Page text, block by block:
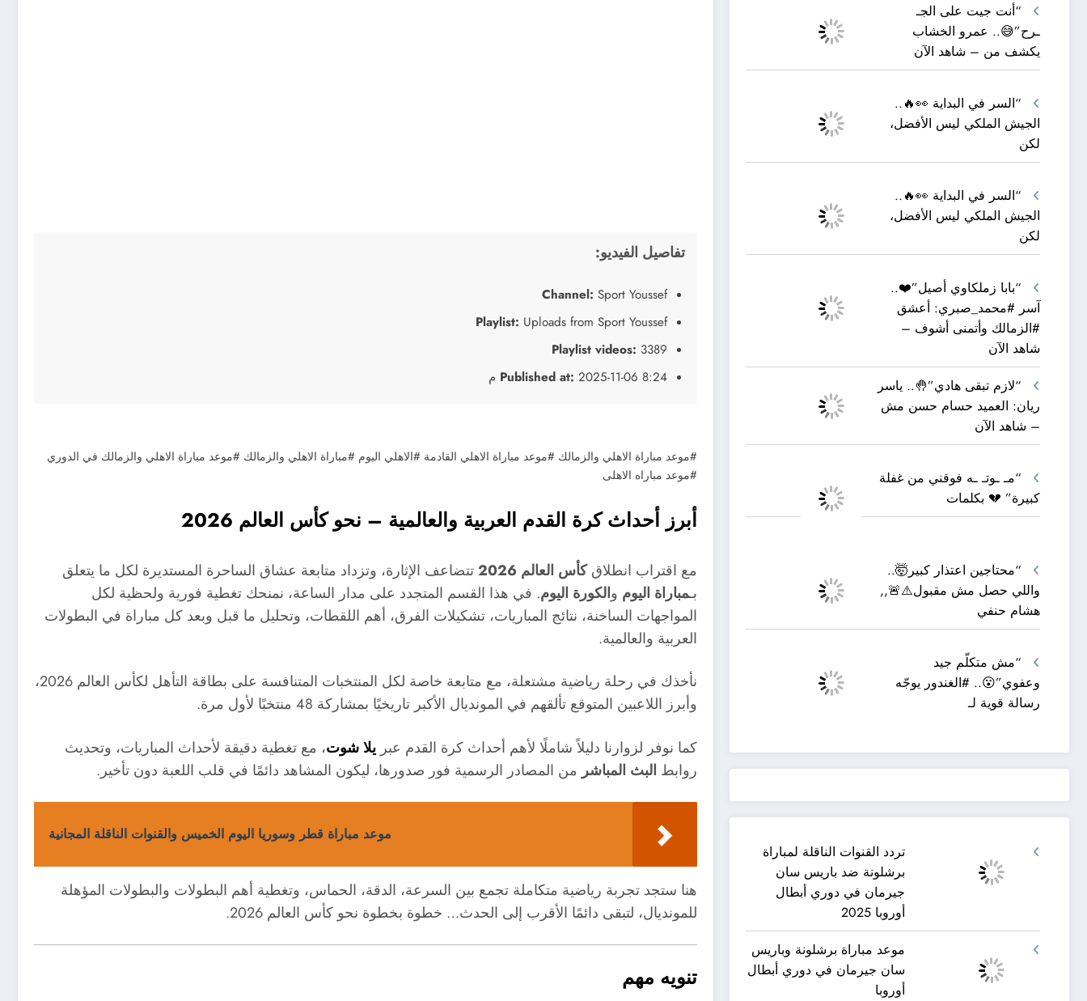
“أنت جيت على الجـ
ـرح”😅.. عمرو الخشاب
يكشف من – شاهد الآن
“السر في البداية 👀🔥..
الجيش الملكي ليس الأفضل،
لكن
“السر في البداية 👀🔥..
الجيش الملكي ليس الأفضل،
لكن
“بابا زملكاوي أصيل”❤️..
آسر #محمد_صبري: أعشق
#الزمالك وأتمنى أشوف –
شاهد الآن
“لازم تبقى هادي”🤚.. ياسر
ريان: العميد حسام حسن مش
– شاهد الآن
“مـ ـوتـ ـه فوقني من غفلة
كبيرة” 💔 بكلمات
“محتاجين اعتذار كبير🤯..
واللي حصل مش مقبول⚠️🚨,,
هشام حنفي
“مش متكلّم جيد
وعفوي”😮.. #الغندور يوجّه
رسالة قوية لـ
تردد القنوات الناقلة لمباراة
برشلونة ضد باريس سان
جيرمان في دوري أبطال
أوروبا 2025
موعد مباراة برشلونة وباريس
سان جيرمان في دوري أبطال
أوروبا
تفاصيل الفيديو:
Channel: Sport Youssef
Playlist: Uploads from Sport Youssef
Playlist videos: 3389
Published at: 2025-11-06 8:24 م
#موعد مباراة الاهلي والزمالك #موعد مباراة الاهلي القادمة #الاهلي اليوم #مباراة الاهلي والزمالك #موعد مباراة الاهلي والزمالك في الدوري
#موعد مباراه الاهلى
أبرز أحداث كرة القدم العربية والعالمية – نحو كأس العالم 2026
مع اقتراب انطلاقكأس العالم 2026
تتضاعف الإثارة، وتزداد متابعة عشاق الساحرة المستديرة لكل ما يتعلق
بـمباراة اليوم والكورة اليوم. في هذا القسم المتجدد على مدار الساعة، نمنحك تغطية فورية ولحظية لكل
المواجهات الساخنة، نتائج المباريات، تشكيلات الفرق، أهم اللقطات، وتحليل ما قبل وبعد كل مباراة في البطولات
العربية والعالمية.
نأخذك في رحلة رياضية مشتعلة، مع متابعة خاصة لكل المنتخبات المتنافسة على بطاقة التأهل لكأس العالم 2026،
وأبرز اللاعبين المتوقع تألقهم في المونديال الأكبر تاريخيًا بمشاركة 48 منتخبًا لأول مرة.
كما نوفر لزوارنا دليلاً شاملًا لأهم أحداث كرة القدم عبريلا شوت، مع تغطية دقيقة لأحداث المباريات، وتحديث
روابط البث المباشر من المصادر الرسمية فور صدورها، ليكون المشاهد دائمًا في قلب اللعبة دون تأخير.
موعد مباراة قطر وسوريا اليوم الخميس والقنوات الناقلة المجانية
هنا ستجد تجربة رياضية متكاملة تجمع بين السرعة، الدقة، الحماس، وتغطية أهم البطولات والبطولات المؤهلة
للمونديال، لتبقى دائمًا الأقرب إلى الحدث… خطوة بخطوة نحو كأس العالم 2026.
تنويه مهم